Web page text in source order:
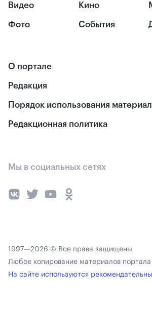
Видео
Фото
Кино
События
О портале
Редакция
Порядок использования
Редакционная политика
Мы в социальных сетях
1997—2026 © Все права защищены
Любое копирование материалов
На сайте используются